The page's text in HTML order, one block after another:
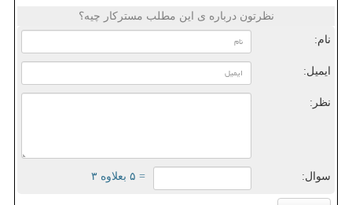
نظرتون درباره ی این مطلب مسترکار چیه؟
نام:
ایمیل:
نظر:
سوال: = ۵ بعلاوه ۳